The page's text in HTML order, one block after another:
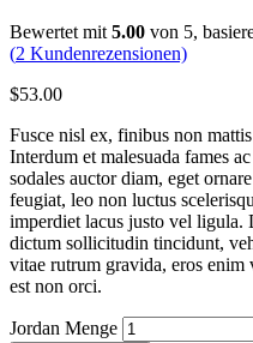
Bewertet mit 5.00 von 5,
(2 Kundenrezensionen)
$53.00
Fusce nisl ex, finibus non
Interdum et malesuada fames
sodales auctor diam, eget
feugiat, leo non luctus
imperdiet lacus justo vel ligula.
dictum sollicitudin tincidunt,
vitae rutrum gravida, eros enim
est non orci.
Jordan Menge